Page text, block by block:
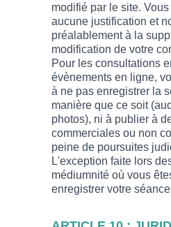
modifié par le site.
aucune justification et
préalablement à la
modification de votre
Pour les consultations
évènements en ligne,
à ne pas enregistrer la
manière que ce soit
photos), ni à publier à
commerciales ou non
peine de poursuites
L'exception faite lors
médiumnité où vous
enregistrer votre